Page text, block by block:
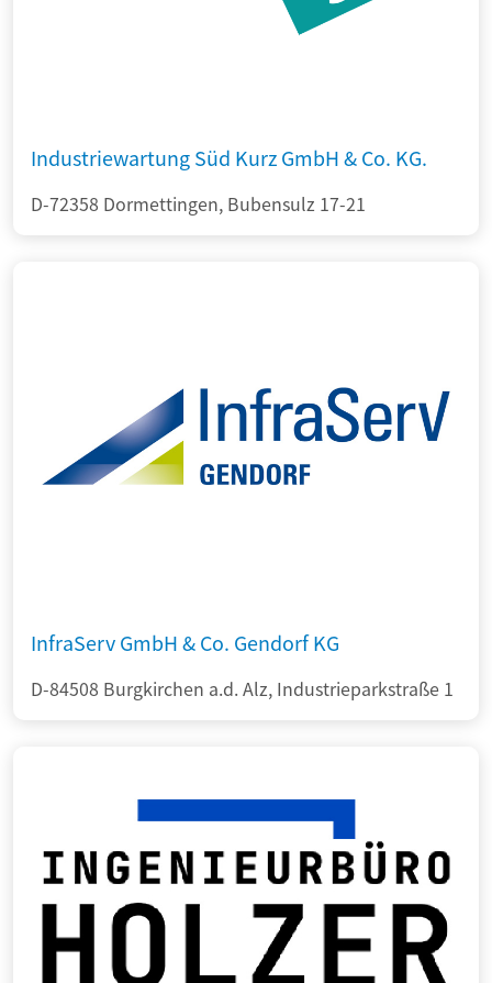
Industriewartung Süd Kurz GmbH & Co. KG.
D-72358 Dormettingen, Bubensulz 17-21
InfraServ GmbH & Co. Gendorf KG
D-84508 Burgkirchen a.d. Alz, Industrieparkstraße 1